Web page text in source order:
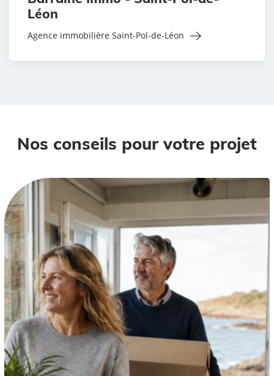
Léon
Agence immobilière Saint-Pol-de-Léon
Nos conseils pour votre projet